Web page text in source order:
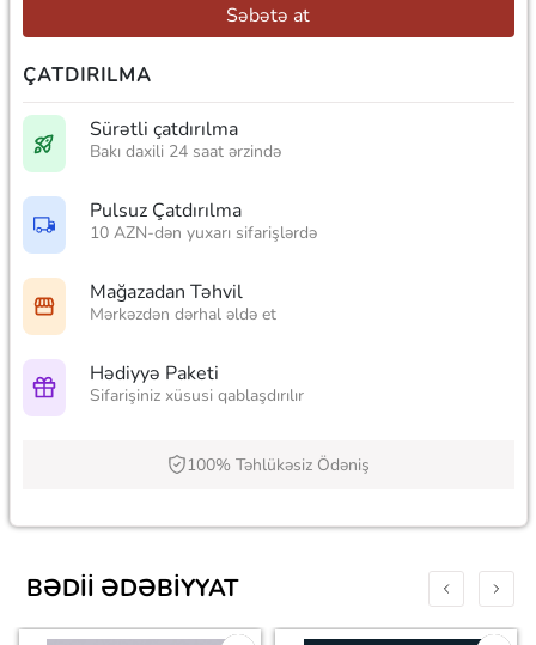
Səbətə at
ÇATDIRILMA
Sürətli çatdırılma
Bakı daxili 24 saat ərzində
Pulsuz Çatdırılma
10 AZN-dən yuxarı sifarişlərdə
Mağazadan Təhvil
Mərkəzdən dərhal əldə et
Hədiyyə Paketi
Sifarişiniz xüsusi qablaşdırılır
100% Təhlükəsiz Ödəniş
BƏDII ƏDƏBIYYAT